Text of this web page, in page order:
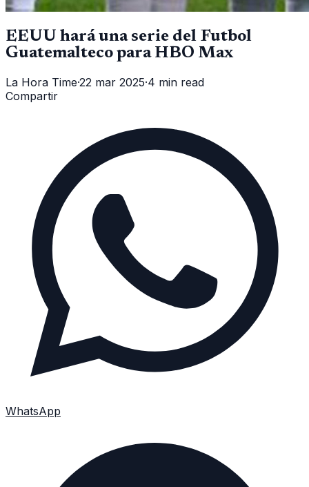
EEUU hará una serie del Futbol
Guatemalteco para HBO Max
La Hora Time·22 mar 2025·4 min read
Compartir
WhatsApp